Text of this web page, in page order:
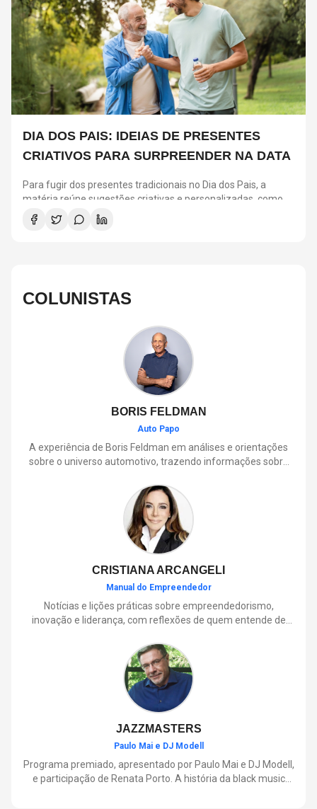
DIA DOS PAIS: IDEIAS DE PRESENTES
CRIATIVOS PARA SURPREENDER NA DATA
Para fugir dos presentes tradicionais no Dia dos Pais, a
matéria reúne sugestões criativas e personalizadas, como
vinis, cursos de gastronomia, assinaturas de café, ingressos
para shows, ensaios em família e experiências
COLUNISTAS
BORIS FELDMAN
Auto Papo
A experiência de Boris Feldman em análises e orientações
sobre o universo automotivo, trazendo informações sobre
que envolve o dia a dia dos motoristas.
CRISTIANA ARCANGELI
Manual do Empreendedor
Notícias e lições práticas sobre empreendedorismo,
inovação e liderança, com reflexões de quem entende de
JAZZMASTERS
Paulo Mai e DJ Modell
Programa premiado, apresentado por Paulo Mai e DJ Modell,
e participação de Renata Porto. A história da black music